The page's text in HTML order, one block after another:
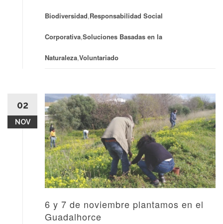
Biodiversidad,Responsabilidad Social
Corporativa,Soluciones Basadas en la
Naturaleza,Voluntariado
02
NOV
6 y 7 de noviembre plantamos en el
Guadalhorce